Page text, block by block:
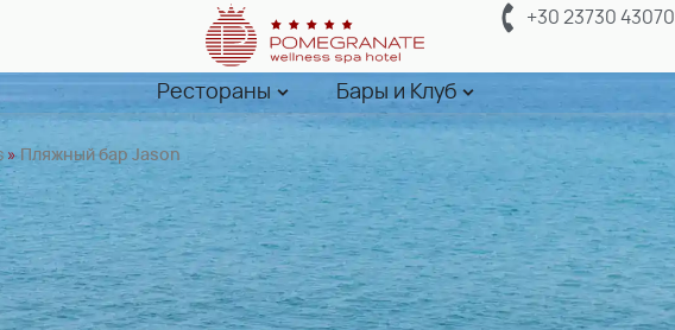
+30 23730 43070
Рестораны Бары и Клуб
» Пляжный бар Jason